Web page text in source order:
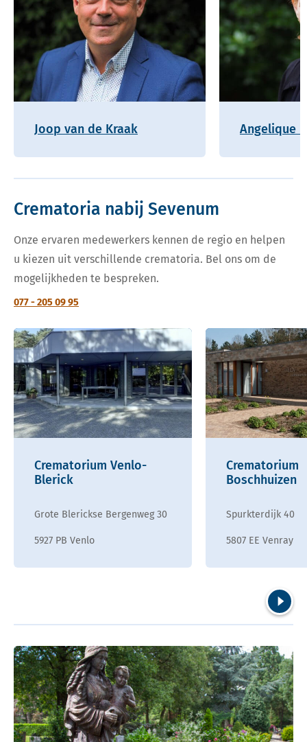
Joop van de Kraak Angelique
Crematoria nabij Sevenum
Onze ervaren medewerkers kennen de regio en helpen
u kiezen uit verschillende crematoria. Bel ons om de
mogelijkheden te bespreken.
077 - 205 09 95
Crematorium Venlo-
Blerick
Grote Blerickse Bergenweg 30
5927 PB Venlo
Crematorium
Boschhuizen
Spurkterdijk 40
5807 EE Venray